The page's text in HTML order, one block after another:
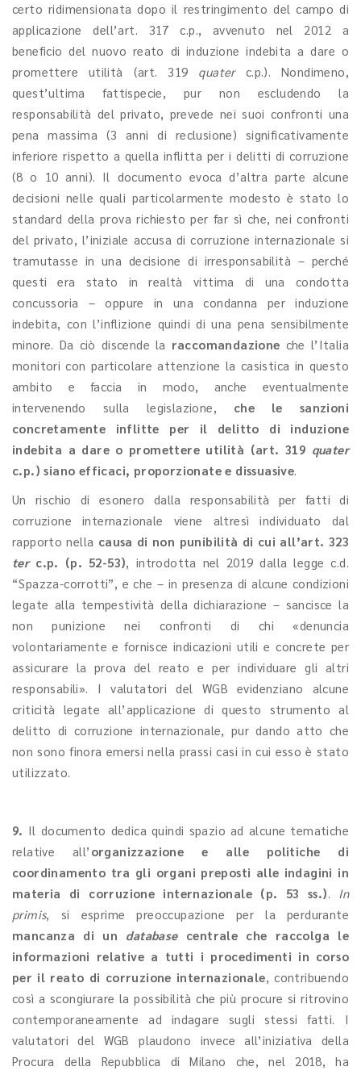
certo ridimensionata dopo il restringimento del campo di
applicazione dell’art. 317 c.p., avvenuto nel 2012 a
beneficio del nuovo reato di induzione indebita a dare o
promettere utilità (art. 319 quaterc.p.). Nondimeno,
quest’ultima fattispecie, pur non escludendo la
responsabilità del privato, prevede nei suoi confronti una
pena massima (3 anni di reclusione) significativamente
inferiore rispetto a quella inflitta per i delitti di corruzione
(8 o 10 anni). Il documento evoca d’altra parte alcune
decisioni nelle quali particolarmente modesto è stato lo
standard della prova richiesto per far sì che, nei confronti
del privato, l’iniziale accusa di corruzione internazionale si
tramutasse in una decisione di irresponsabilità – perché
questi era stato in realtà vittima di una condotta
concussoria – oppure in una condanna per induzione
indebita, con l’inflizione quindi di una pena sensibilmente
minore. Da ciò discende la raccomandazione che l’Italia
monitori con particolare attenzione la casistica in questo
ambito e faccia in modo, anche eventualmente
intervenendo sulla legislazione, che le sanzioni
concretamente inflitte per il delitto di induzione
indebita a dare o promettere utilità (art. 319 quater
c.p.) siano efficaci, proporzionate e dissuasive.
Un rischio di esonero dalla responsabilità per fatti di
corruzione internazionale viene altresì individuato dal
rapporto nella causa di non punibilità di cui all’art. 323
terc.p. (p. 52-53), introdotta nel 2019 dalla legge c.d.
“Spazza-corrotti”, e che – in presenza di alcune condizioni
legate alla tempestività della dichiarazione – sancisce la
non punizione nei confronti di chi «denuncia
volontariamente e fornisce indicazioni utili e concrete per
assicurare la prova del reato e per individuare gli altri
responsabili». I valutatori del WGB evidenziano alcune
criticità legate all’applicazione di questo strumento al
delitto di corruzione internazionale, pur dando atto che
non sono finora emersi nella prassi casi in cui esso è stato
utilizzato.
9. Il documento dedica quindi spazio ad alcune tematiche
relative all’ organizzazione e alle politiche di
coordinamento tra gli organi preposti alle indagini in
materia di corruzione internazionale (p. 53 ss.).
In
primis, si esprime preoccupazione per la perdurante
mancanza di un databasecentrale che raccolga le
informazioni relative a tutti i procedimenti in corso
per il reato di corruzione internazionale, contribuendo
così a scongiurare la possibilità che più procure si ritrovino
contemporaneamente ad indagare sugli stessi fatti. I
valutatori del WGB plaudono invece all’iniziativa della
Procura della Repubblica di Milano che, nel 2018, ha